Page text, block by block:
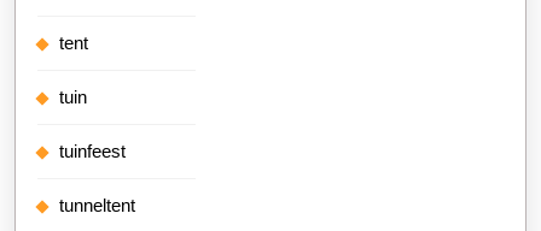
tent
tuin
tuinfeest
tunneltent